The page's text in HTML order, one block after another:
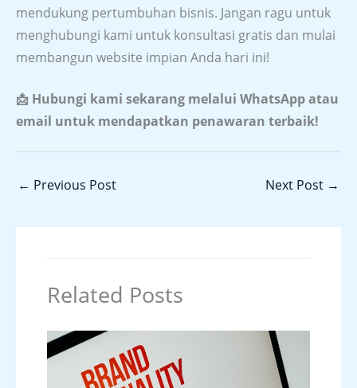
mendukung pertumbuhan bisnis. Jangan ragu untuk
menghubungi kami untuk konsultasi gratis dan mulai
membangun website impian Anda hari ini!
📩 Hubungi kami sekarang melalui WhatsApp atau
email untuk mendapatkan penawaran terbaik!
← Previous Post Next Post →
Related Posts